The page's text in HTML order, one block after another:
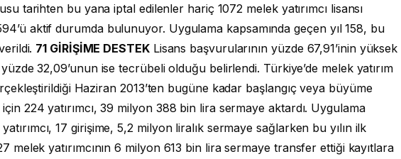
tarihten bu yana iptal edilenler hariç 1072 melek yatırımcı lisansı
aktif durumda bulunuyor. Uygulama kapsamında geçen yıl 158, bu
71 GİRİŞİME DESTEKLisans başvurularının yüzde 67,91’inin yüksek
32,09’unun ise tecrübeli olduğu belirlendi. Türkiye’de melek yatırım
Haziran 2013’ten bugüne kadar başlangıç veya büyüme
için 224 yatırımcı, 39 milyon 388 bin lira sermaye aktardı. Uygulama
17 girişime, 5,2 milyon liralık sermaye sağlarken bu yılın ilk
melek yatırımcının 6 milyon 613 bin lira sermaye transfer ettiği kayıtlara